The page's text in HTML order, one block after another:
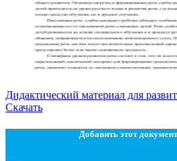
Дидактический материал для
Скачать
Добавить этот